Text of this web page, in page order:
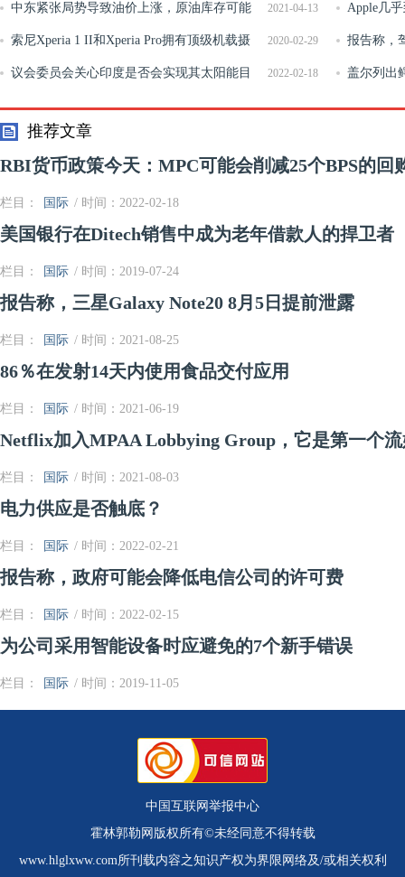
节日增压 的10维愿景
2021-04-13
中东紧张局势导致油价上涨，原油库存可能
减少
Apple几
2020-02-29
索尼Xperia 1 II和Xperia Pro拥有顶级机载摄
像头系统
报告称，
过程
2022-02-18
议会委员会关心印度是否会实现其太阳能目
标
盖尔列出
54,000亿卢
推荐文章
RBI货币政策今天：MPC可能会削减25个BPS的回
栏目： 国际 / 时间：2022-02-18
美国银行在Ditech销售中成为老年借款人的捍卫者
栏目： 国际 / 时间：2019-07-24
报告称，三星Galaxy Note20 8月5日提前泄露
栏目： 国际 / 时间：2021-08-25
86％在发射14天内使用食品交付应用
栏目： 国际 / 时间：2021-06-19
Netflix加入MPAA Lobbying Group，它是第一个
栏目： 国际 / 时间：2021-08-03
电力供应是否触底？
栏目： 国际 / 时间：2022-02-21
报告称，政府可能会降低电信公司的许可费
栏目： 国际 / 时间：2022-02-15
为公司采用智能设备时应避免的7个新手错误
栏目： 国际 / 时间：2019-11-05
中国互联网举报中心
霍林郭勒网版权所有©未经同意不得转载
www.hlglxww.com所刊载内容之知识产权为界限网络及/或相关权利